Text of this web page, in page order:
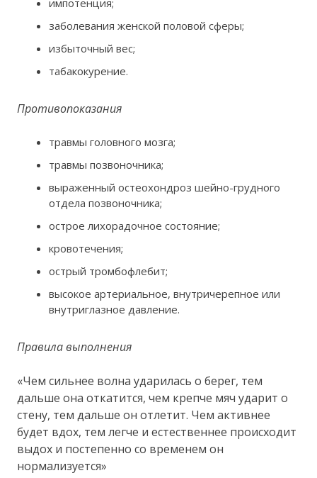
заболевания женской половой сферы;
избыточный вес;
табакокурение.
Противопоказания
травмы головного мозга;
травмы позвоночника;
выраженный остеохондроз шейно-грудного
отдела позвоночника;
острое лихорадочное состояние;
кровотечения;
острый тромбофлебит;
высокое артериальное, внутричерепное или
внутриглазное давление.
Правила выполнения
«Чем сильнее волна ударилась о берег, тем
дальше она откатится, чем крепче мяч ударит о
стену, тем дальше он отлетит. Чем активнее
будет вдох, тем легче и естественнее происходит
выдох и постепенно со временем он
нормализуется»